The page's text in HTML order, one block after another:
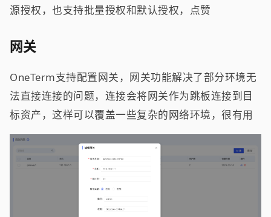
源授权，也支持批量授权和默认授权，点赞
网关
OneTerm支持配置网关，网关功能解决了部分环境无
法直接连接的问题，连接会将网关作为跳板连接到目
标资产，这样可以覆盖一些复杂的网络环境，很有用